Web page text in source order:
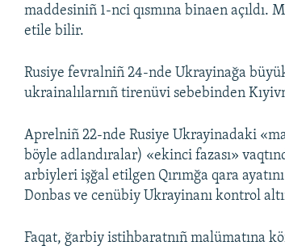
maddesiniñ 1-nci qısmına binaen açıldı.
etile bilir.
Rusiye fevralniñ 24-nde Ukrayinağa
ukrainalılarnıñ tirenüvi sebebinden
Aprelniñ 22-nde Rusiye Ukrayinadaki
böyle adlandıralar) «ekinci fazası»
arbiyleri işğal etilgen Qırımğa qara
Donbas ve cenübiy Ukrayinanı kontrol
Faqat, ğarbiy istihbaratnıñ malümatına